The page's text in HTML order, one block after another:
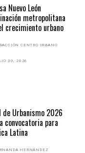
Nuevo León
metropolitana
crecimiento urbano
CENTRO URBANO
30, 2026
de Urbanismo 2026
convocatoria para
Latina
HERNÁNDEZ